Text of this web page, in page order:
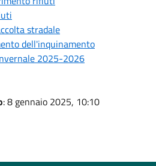
stradale
dell'inquinamento
2025-2026
: 8 gennaio 2025, 10:10